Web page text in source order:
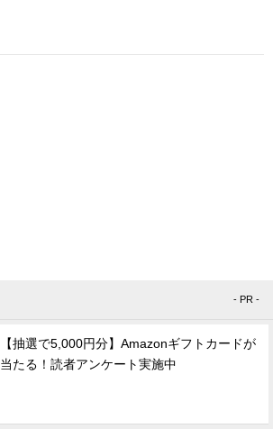
- PR -
【抽選で5,000円分】Amazonギフトカードが
当たる！読者アンケート実施中